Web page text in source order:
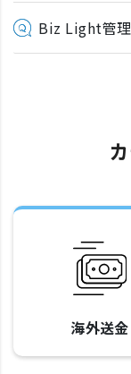
Biz Light管
海外送金